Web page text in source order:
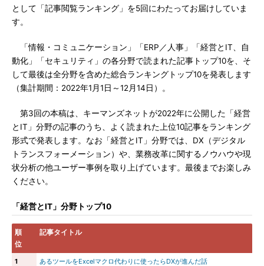
として「記事閲覧ランキング」を5回にわたってお届けしていま
す。
「情報・コミュニケーション」「ERP／人事」「経営とIT、自
動化」「セキュリティ」の各分野で読まれた記事トップ10を、そ
して最後は全分野を含めた総合ランキングトップ10を発表します
（集計期間：2022年1月1日～12月14日）。
第3回の本稿は、キーマンズネットが2022年に公開した「経営
とIT」分野の記事のうち、よく読まれた上位10記事をランキング
形式で発表します。なお「経営とIT」分野では、DX（デジタル
トランスフォーメーション）や、業務改革に関するノウハウや現
状分析の他ユーザー事例を取り上げています。最後までお楽しみ
ください。
「経営とIT」分野トップ10
順
位
記事タイトル
1
あるツールをExcelマクロ代わりに使ったらDXが進んだ話